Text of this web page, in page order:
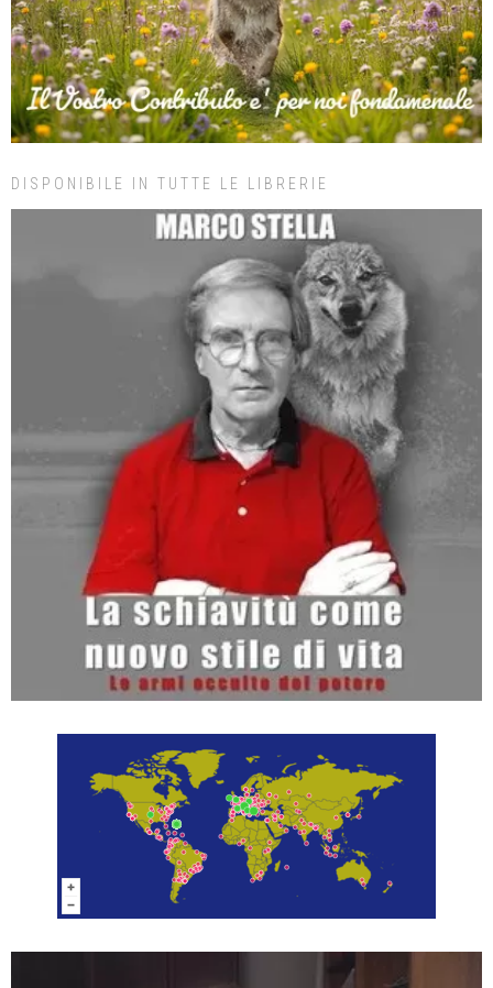
DISPONIBILE IN TUTTE LE LIBRERIE